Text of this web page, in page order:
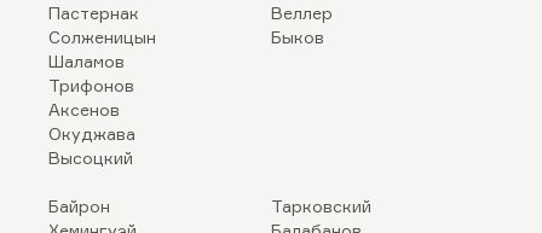
Пастернак
Солженицын
Шаламов
Трифонов
Аксенов
Окуджава
Высоцкий
Веллер
Быков
Байрон
Тарковский